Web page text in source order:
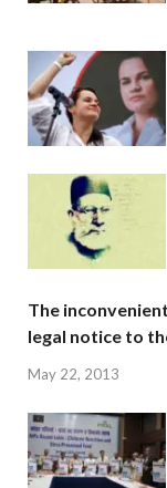
The
legal notice to
May 22, 2013